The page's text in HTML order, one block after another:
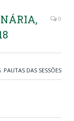
0
, PAUTAS DAS SESSÕES